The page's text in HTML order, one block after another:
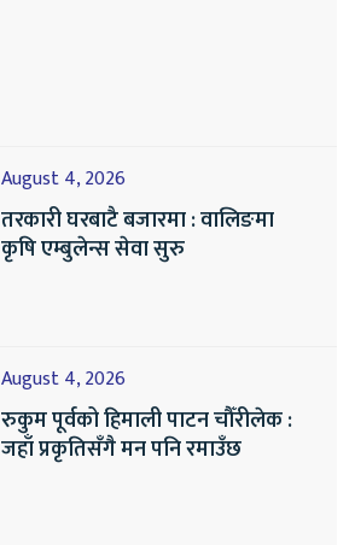
August 4, 2026
तरकारी घरबाटै बजारमा : वालिङमा
कृषि एम्बुलेन्स सेवा सुरु
August 4, 2026
रुकुम पूर्वको हिमाली पाटन चौँरीलेक :
जहाँ प्रकृतिसँगै मन पनि रमाउँछ